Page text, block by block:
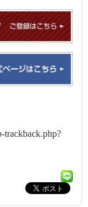
trackback.php?